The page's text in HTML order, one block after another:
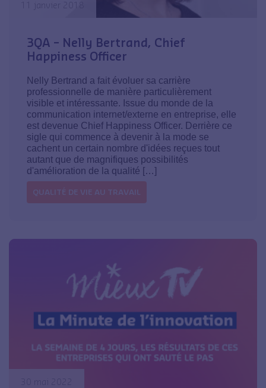
3QA – Nelly Bertrand, Chief
Happiness Officer
Nelly Bertrand a fait évoluer sa carrière
professionnelle de manière particulièrement
visible et intéressante. Issue du monde de la
communication internet/externe en entreprise, elle
est devenue Chief Happiness Officer. Derrière ce
sigle qui commence à devenir à la mode se
cachent un certain nombre d'idées reçues tout
autant que de magnifiques possibilités
d'amélioration de la qualité […]
QUALITÉ DE VIE AU TRAVAIL
30 mai 2022